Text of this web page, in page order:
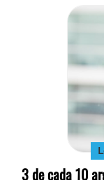
3 de cada 10